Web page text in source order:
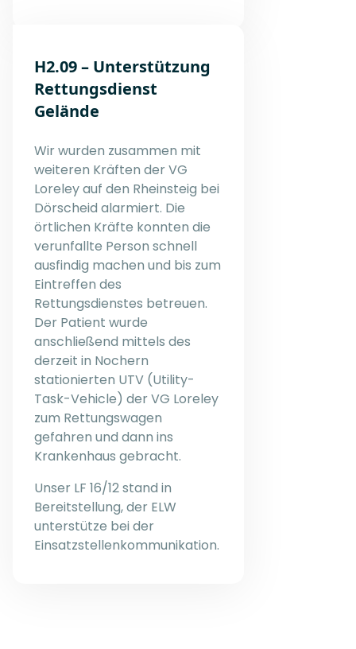
H2.09 – Unterstützung
Rettungsdienst
Gelände
Wir wurden zusammen mit
weiteren Kräften der VG
Loreley auf den Rheinsteig bei
Dörscheid alarmiert. Die
örtlichen Kräfte konnten die
verunfallte Person schnell
ausfindig machen und bis zum
Eintreffen des
Rettungsdienstes betreuen.
Der Patient wurde
anschließend mittels des
derzeit in Nochern
stationierten UTV (Utility-
Task-Vehicle) der VG Loreley
zum Rettungswagen
gefahren und dann ins
Krankenhaus gebracht.
Unser LF 16/12 stand in
Bereitstellung, der ELW
unterstütze bei der
Einsatzstellenkommunikation.